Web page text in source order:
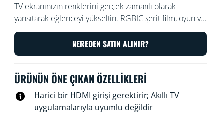
TV ekranınızın renklerini gerçek zamanlı olarak
yansıtarak eğlenceyi yükseltin. RGBIC şerit film, oyun ve
müzikler ile senkronize renk ve hız modu eşleşmesi
yapar HDMI üzerinden basit kurulumun ve doğru renk
eşleştirmesinin keyfini çıkarın. Yayın çubuğu veya oyun
edin. Dilediğiniz kadar renkli WiZ lambayı Wi-Fi
üzerinden bağlayarak tüm oda efektleri oluşturun.
NEREDEN SATIN ALINIR?
ÜRÜNÜN ÖNE ÇIKAN ÖZELLIKLERI
Harici bir HDMI girişi gerektirir; Akıllı TV
uygulamalarıyla uyumlu değildir